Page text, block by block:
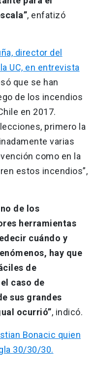
, enfatizó
director del
UC, en entrevista
que se han
de los incendios
en 2017.
primero la
varias
como en la
estos incendios”,
de los
herramientas
cuándo y
hay que
de
caso de
sus grandes
ocurrió”, indicó.
Bonacic quien
30/30/30.